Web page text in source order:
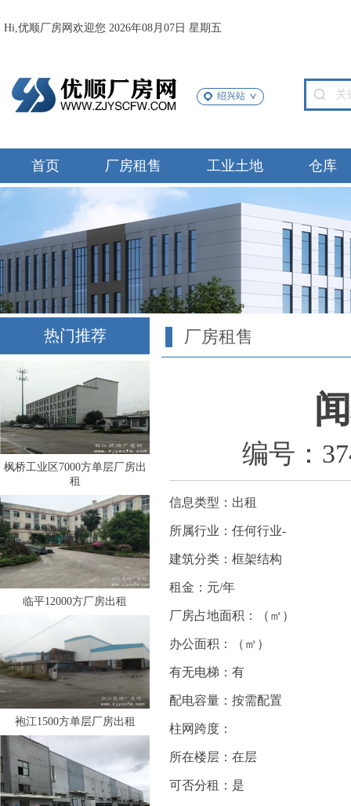
Hi,优顺厂房网欢迎您 2026年08月07日 星期五
绍兴站
首页 厂房租售 工业土地 仓库
热门推荐
枫桥工业区7000方单层厂房出
租
临平12000方厂房出租
袍江1500方单层厂房出租
厂房租售
编号：
信息类型：出租
所属行业：任何行业-
建筑分类：框架结构
租金：元/年
厂房占地面积：（㎡）
办公面积：（㎡）
有无电梯：有
配电容量：按需配置
柱网跨度：
所在楼层：在层
可否分租：是